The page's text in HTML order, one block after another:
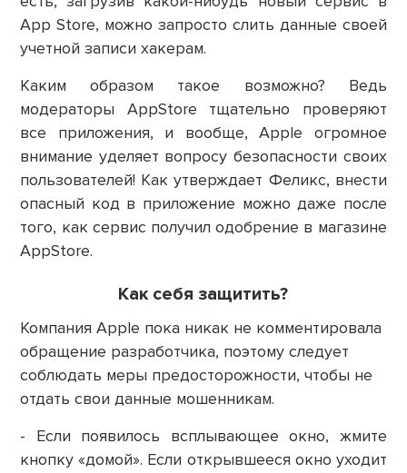
App Store, можно запросто слить данные своей
учетной записи хакерам.
Каким образом такое возможно? Ведь
модераторы AppStore тщательно проверяют
все приложения, и вообще, Apple огромное
внимание уделяет вопросу безопасности своих
пользователей! Как утверждает Феликс, внести
опасный код в приложение можно даже после
того, как сервис получил одобрение в магазине
AppStore.
Как себя защитить?
Компания Apple пока никак не комментировала
обращение разработчика, поэтому следует
соблюдать меры предосторожности, чтобы не
отдать свои данные мошенникам.
- Если появилось всплывающее окно, жмите
кнопку «домой». Если открывшееся окно уходит